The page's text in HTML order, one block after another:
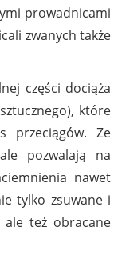
prowadnicami
zwanych także
części dociąża
które
przeciągów. Ze
pozwalają na
nawet
tylko zsuwane i
ale też obracane